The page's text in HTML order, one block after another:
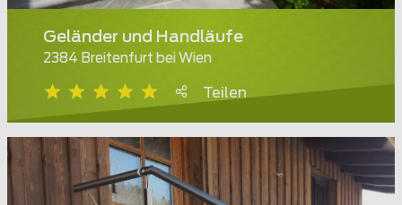
Geländer und Handläufe
2384 Breitenfurt bei Wien
Teilen